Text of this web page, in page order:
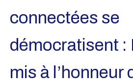
connectées se
démocratisent :
mis à l’honneur